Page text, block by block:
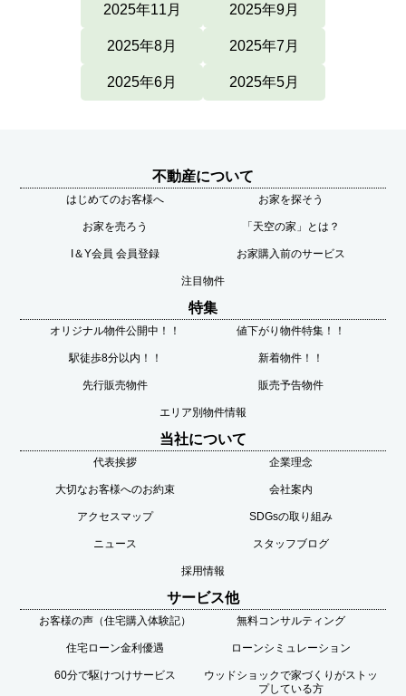
2025年11月 2025年9月
2025年8月 2025年7月
2025年6月 2025年5月
不動産について
はじめてのお客様へ お家を探そう
お家を売ろう 「天空の家」とは？
I＆Y会員 会員登録 お家購入前のサービス
注目物件
特集
オリジナル物件公開中！！ 値下がり物件特集！！
駅徒歩8分以内！！ 新着物件！！
先行販売物件 販売予告物件
エリア別物件情報
当社について
代表挨拶 企業理念
大切なお客様へのお約束 会社案内
アクセスマップ SDGsの取り組み
ニュース スタッフブログ
採用情報
サービス他
お客様の声（住宅購入体験記） 無料コンサルティング
住宅ローン金利優遇 ローンシミュレーション
60分で駆けつけサービス
ウッドショックで家づくりがストッ
プしている方